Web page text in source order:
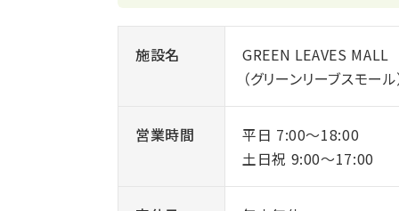
施設名
GREEN LEAVES MALL
（グリーンリーブスモール
営業時間
平日 7:00～18:00
土日祝 9:00～17:00